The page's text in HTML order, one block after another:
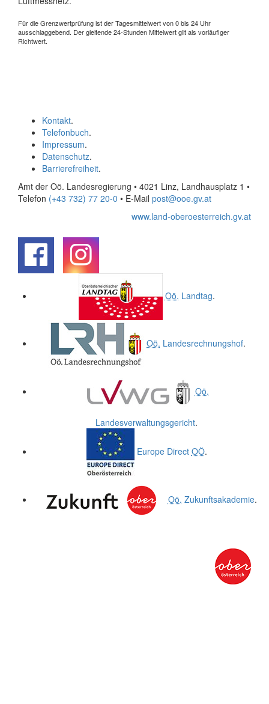
Für die Grenzwertprüfung ist der Tagesmittelwert von 0 bis 24 Uhr
ausschlaggebend. Der gleitende 24-Stunden Mittelwert gilt als vorläufiger
Richtwert.
Kontakt.
Telefonbuch.
Impressum.
Datenschutz.
Barrierefreiheit.
Amt der Oö. Landesregierung • 4021 Linz, Landhausplatz 1 •
Telefon (+43 732) 77 20-0 • E-Mail post@ooe.gv.at
www.land-oberoesterreich.gv.at
Oö. Landtag.
Oö. Landesrechnungshof.
Oö.
Landesverwaltungsgericht.
Europe Direct OÖ.
Oö. Zukunftsakademie.